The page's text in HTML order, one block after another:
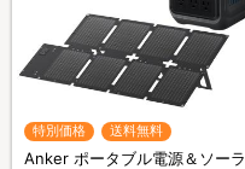
特別価格 送料無料
Anker ポータブル電源＆ソーラ